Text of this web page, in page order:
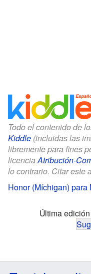
Todo el contenido de
Kiddle (incluidas las
libremente para fines
licenciaAtribución-
lo contrario. Citar este
Honor (Míchigan) para
Última